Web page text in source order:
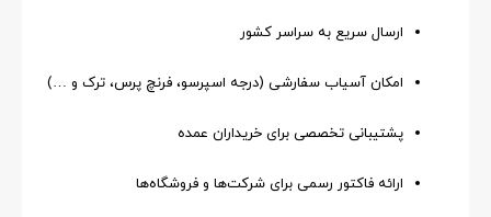
ارسال سریع به سراسر کشور
امکان آسیاب سفارشی (درجه اسپرسو، فرنچ پرس، ترک و …)
پشتیبانی تخصصی برای خریداران عمده
ارائه فاکتور رسمی برای شرکت‌ها و فروشگاه‌ها